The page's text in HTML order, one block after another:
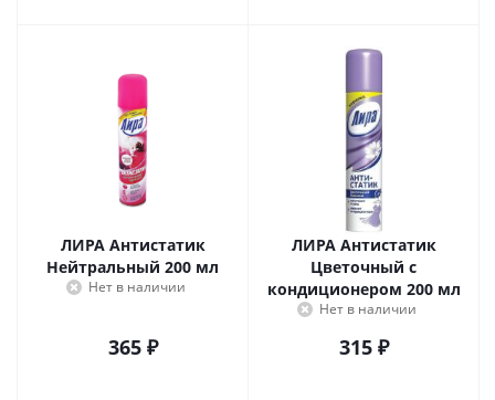
ЛИРА Антистатик
Нейтральный 200 мл
Нет в наличии
365₽
ЛИРА Антистатик
Цветочный с
кондиционером 200 мл
Нет в наличии
315₽